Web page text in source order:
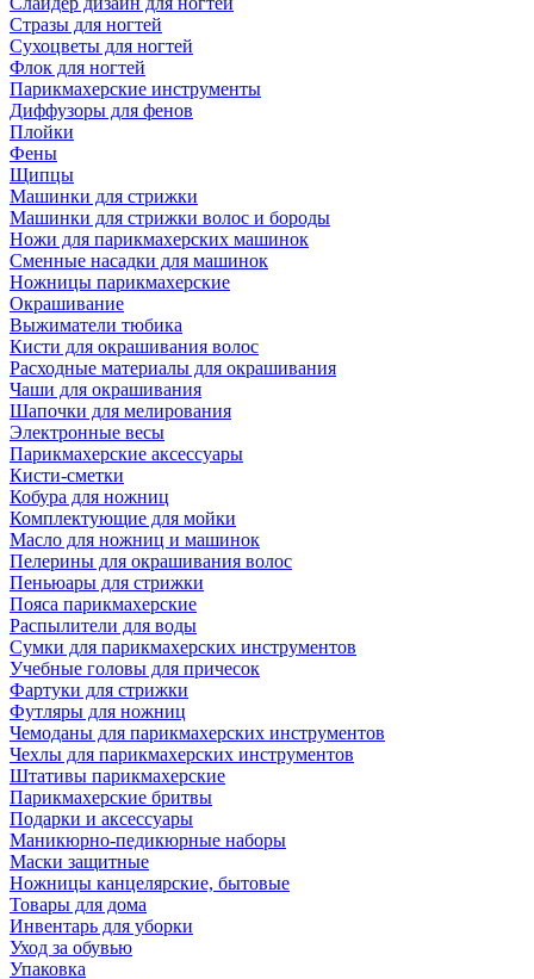
Стразы для ногтей
Сухоцветы для ногтей
Флок для ногтей
Парикмахерские инструменты
Диффузоры для фенов
Плойки
Фены
Щипцы
Машинки для стрижки
Машинки для стрижки волос и бороды
Ножи для парикмахерских машинок
Сменные насадки для машинок
Ножницы парикмахерские
Окрашивание
Выжиматели тюбика
Кисти для окрашивания волос
Расходные материалы для окрашивания
Чаши для окрашивания
Шапочки для мелирования
Электронные весы
Парикмахерские аксессуары
Кисти-сметки
Кобура для ножниц
Комплектующие для мойки
Масло для ножниц и машинок
Пелерины для окрашивания волос
Пеньюары для стрижки
Пояса парикмахерские
Распылители для воды
Сумки для парикмахерских инструментов
Учебные головы для причесок
Фартуки для стрижки
Футляры для ножниц
Чемоданы для парикмахерских инструментов
Чехлы для парикмахерских инструментов
Штативы парикмахерские
Парикмахерские бритвы
Подарки и аксессуары
Маникюрно-педикюрные наборы
Маски защитные
Ножницы канцелярские, бытовые
Товары для дома
Инвентарь для уборки
Уход за обувью
Упаковка